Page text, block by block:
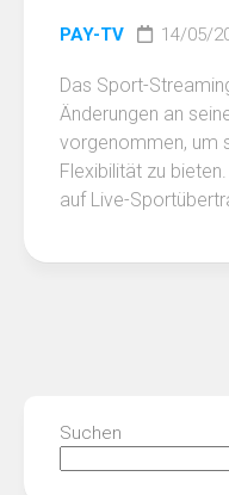
PAY-TV 14/05/
Das Sport-
Änderungen an
vorgenommen, um
Flexibilität zu
auf Live-
Suchen